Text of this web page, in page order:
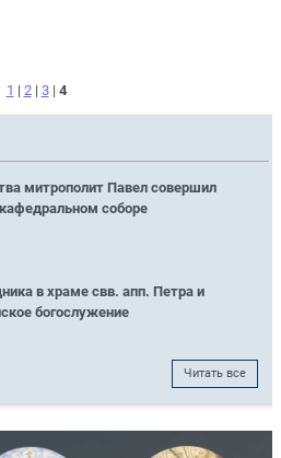
1 | 2| 3| 4
митрополит Павел совершил
соборе
в храме свв. апп. Петра и
богослужение
Читать все